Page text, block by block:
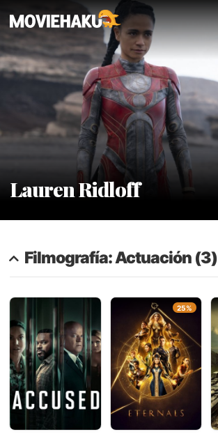
Lauren Ridloff
Filmografía: Actuación (3)
25%